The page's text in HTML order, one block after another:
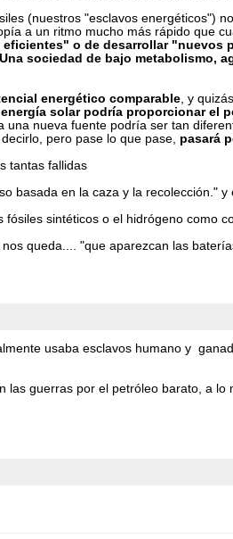
(nuestros "esclavos energéticos")
a un ritmo mucho más rápido que
o de desarrollar "nuevos
Una sociedad de bajo metabolismo,
energético comparable, y
energía solar podría proporcionar el
nueva fuente podría ser tan
pero pase lo que pase, pasará
tantas fallidas
basada en la caza y la recolección."
sintéticos o el hidrógeno como
queda.... "que aparezcan las
usaba esclavos humano y
guerras por el petróleo barato, a lo